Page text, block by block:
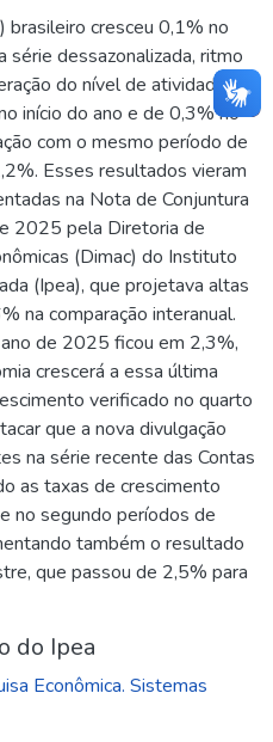
cresceu 0,1% no
dessazonalizada, ritmo
do nível de atividade,
início do ano e de 0,3% no
com o mesmo período de
Esses resultados vieram
na Nota de Conjuntura
2025 pela Diretoria de
(Dimac) do Instituto
(Ipea), que projetava altas
na comparação interanual.
de 2025 ficou em 2,3%,
crescerá a essa última
verificado no quarto
que a nova divulgação
na série recente das Contas
as taxas de crescimento
no segundo períodos de
também o resultado
que passou de 2,5% para
do Ipea
Econômica. Sistemas